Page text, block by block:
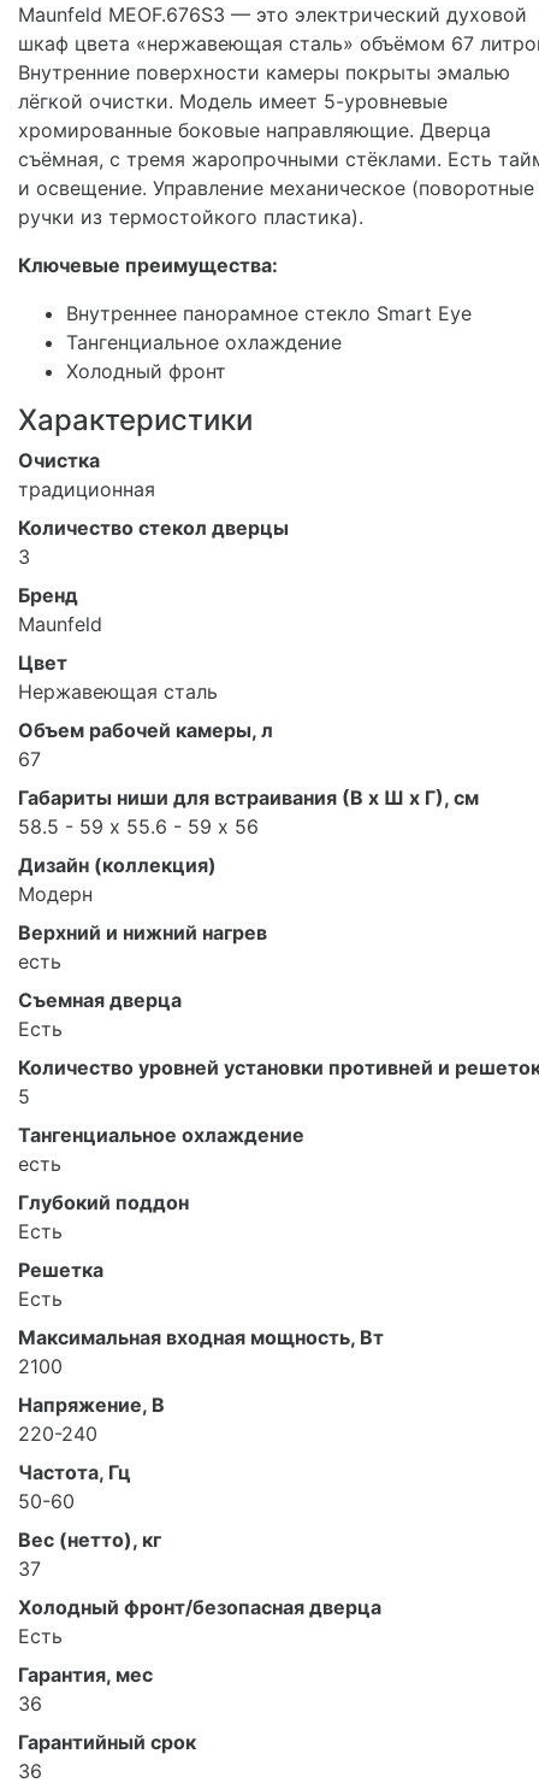
Maunfeld MEOF.676S3 — это электрический духовой
шкаф цвета «нержавеющая сталь» объёмом 67
Внутренние поверхности камеры покрыты эмалью
лёгкой очистки. Модель имеет 5-уровневые
хромированные боковые направляющие. Дверца
съёмная, с тремя жаропрочными стёклами. Есть
и освещение. Управление механическое (поворотные
ручки из термостойкого пластика).
Ключевые преимущества:
Внутреннее панорамное стекло Smart Eye
Тангенциальное охлаждение
Холодный фронт
Характеристики
Очистка
традиционная
Количество стекол дверцы
3
Бренд
Maunfeld
Цвет
Нержавеющая сталь
Объем рабочей камеры, л
67
Габариты ниши для встраивания (В x Ш x Г), см
58.5 - 59 х 55.6 - 59 х 56
Дизайн (коллекция)
Модерн
Верхний и нижний нагрев
есть
Съемная дверца
Есть
Количество уровней установки противней и
5
Тангенциальное охлаждение
есть
Глубокий поддон
Есть
Решетка
Есть
Максимальная входная мощность, Вт
2100
Напряжение, В
220-240
Частота, Гц
50-60
Вес (нетто), кг
37
Холодный фронт/безопасная дверца
Есть
Гарантия, мес
36
Гарантийный срок
36